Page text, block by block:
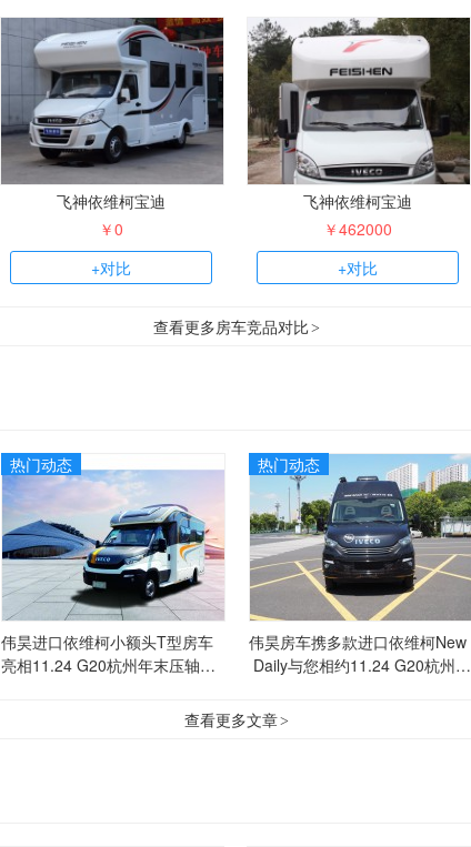
飞神依维柯宝迪
￥0
+对比
飞神依维柯宝迪
￥462000
+对比
查看更多房车竞品对比 >
热门动态
伟昊进口依维柯小额头T型房车
亮相11.24 G20杭州年末压轴大
热门动态
伟昊房车携多款进口依维柯New
Daily与您相约11.24 G20杭州压
查看更多文章>